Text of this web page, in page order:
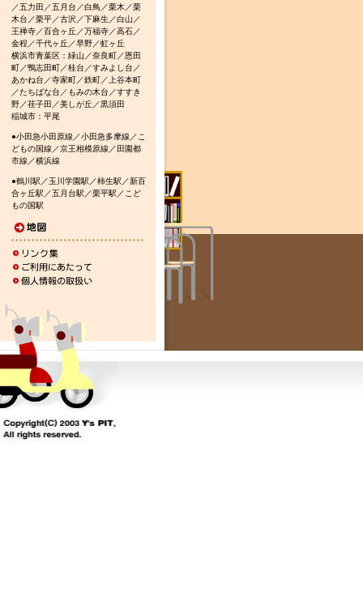
／五力田／五月台／白鳥／栗木／栗
木台／栗平／古沢／下麻生／白山／
王禅寺／百合ヶ丘／万福寺／高石／
金程／千代ヶ丘／早野／虹ヶ丘
横浜市青葉区：緑山／奈良町／恩田
町／鴨志田町／桂台／すみよし台／
あかね台／寺家町／鉄町／上谷本町
／たちばな台／もみの木台／すすき
野／荏子田／美しが丘／黒須田
稲城市：平尾
●小田急小田原線／小田急多摩線／こ
どもの国線／京王相模原線／田園都
市線／横浜線
●鶴川駅／玉川学園駅／柿生駅／新百
合ヶ丘駅／五月台駅／栗平駅／こど
もの国駅